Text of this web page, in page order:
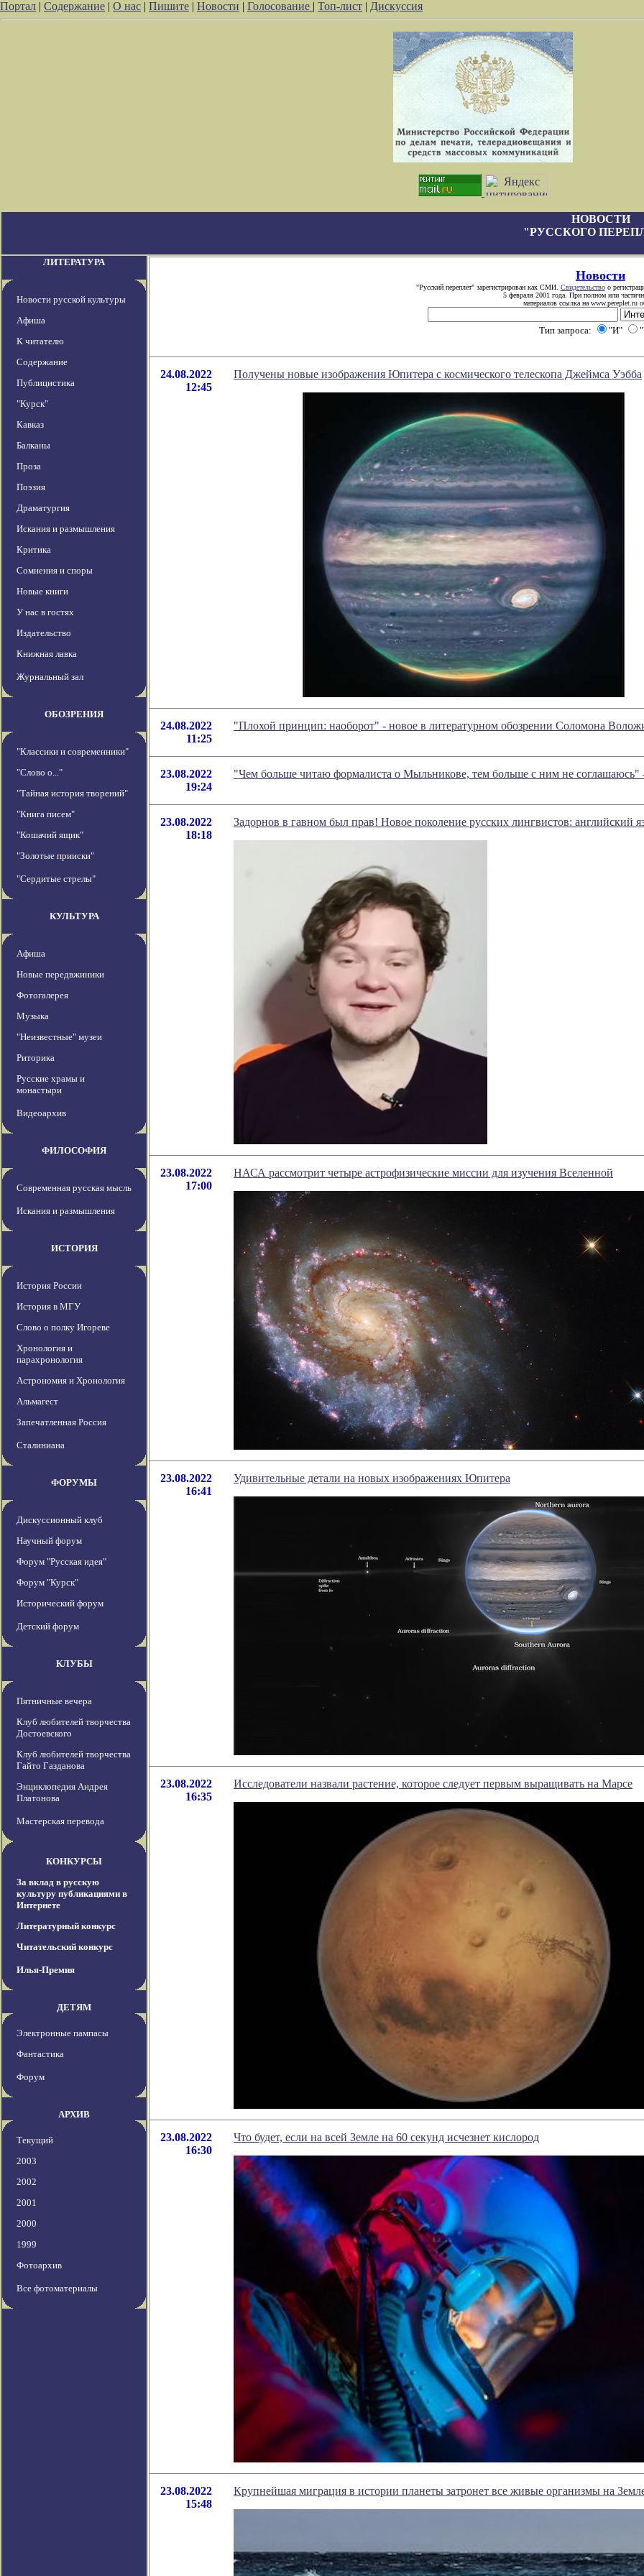
Портал | Содержание | О нас | Пишите | Новости | Голосование | Топ-лист | Дискуссия
НОВОСТИ
"РУССКОГО
ЛИТЕРАТУРА
Новости русской культуры
Афиша
К читателю
Содержание
Публицистика
"Курск"
Кавказ
Балканы
Проза
Поэзия
Драматургия
Искания и размышления
Критика
Сомнения и споры
Новые книги
У нас в гостях
Издательство
Книжная лавка
Журнальный зал
ОБОЗРЕНИЯ
"Классики и современники"
"Слово о..."
"Тайная история творений"
"Книга писем"
"Кошачий ящик"
"Золотые прииски"
"Сердитые стрелы"
КУЛЬТУРА
Афиша
Новые передвжиники
Фотогалерея
Музыка
"Неизвестные" музеи
Риторика
Русские храмы и
монастыри
Видеоархив
ФИЛОСОФИЯ
Современная русская мысль
Искания и размышления
ИСТОРИЯ
История России
История в МГУ
Слово о полку Игореве
Хронология и
парахронология
Астрономия и Хронология
Альмагест
Запечатленная Россия
Сталиниана
ФОРУМЫ
Дискуссионный клуб
Научный форум
Форум "Русская идея"
Форум "Курск"
Исторический форум
Детский форум
КЛУБЫ
Пятничные вечера
Клуб любителей творчества
Достоевского
Клуб любителей творчества
Гайто Газданова
Энциклопедия Андрея
Платонова
Мастерская перевода
КОНКУРСЫ
За вклад в русскую
культуру публикациями в
Интернете
Литературный конкурс
Читательский конкурс
Илья-Премия
ДЕТЯМ
Электронные пампасы
Фантастика
Форум
АРХИВ
Текущий
2003
2002
2001
2000
1999
Фотоархив
Все фотоматериалы
Новости
"Русский переплет" зарегистрирован как СМИ. Свидетельствоо
5 февраля 2001 года. При полном или
материалов ссылка на www.pereplet.ru
Тип запроса: "И"
24.08.2022
12:45
Получены новые изображения Юпитера с космического телескопа Джеймса Уэбба
24.08.2022
11:25
"Плохой принцип: наоборот" - новое в литературном обозрении Соломона
23.08.2022
19:24
"Чем больше читаю формалиста о Мыльникове, тем больше с ним не
23.08.2022
18:18
Задорнов в гавном был прав! Новое поколение русских лингвистов: английский
23.08.2022
17:00
НАСА рассмотрит четыре астрофизические миссии для изучения Вселенной
23.08.2022
16:41
Удивительные детали на новых изображениях Юпитера
23.08.2022
16:35
Исследователи назвали растение, которое следует первым выращивать на Марсе
23.08.2022
16:30
Что будет, если на всей Земле на 60 секунд исчезнет кислород
23.08.2022
15:48
Крупнейшая миграция в истории планеты затронет все живые организмы на